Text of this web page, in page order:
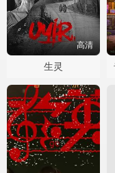
高清
生灵